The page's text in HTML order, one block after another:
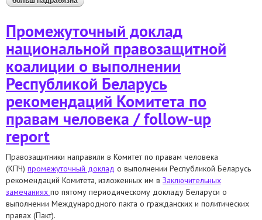
правозащитной коалиции о выполнении
правам человека / follow-up report
Промежуточный доклад
национальной правозащитной
коалиции о выполнении
Республикой Беларусь
рекомендаций Комитета по
правам человека / follow-up
report
Правозащитники направили в Комитет по правам человека
(КПЧ) промежуточный доклад о выполнении Республикой Беларусь
рекомендаций Комитета, изложенных им в Заключительных
замечаниях по пятому периодическому докладу Беларуси о
выполнении Международного пакта о гражданских и политических
правах (Пакт).